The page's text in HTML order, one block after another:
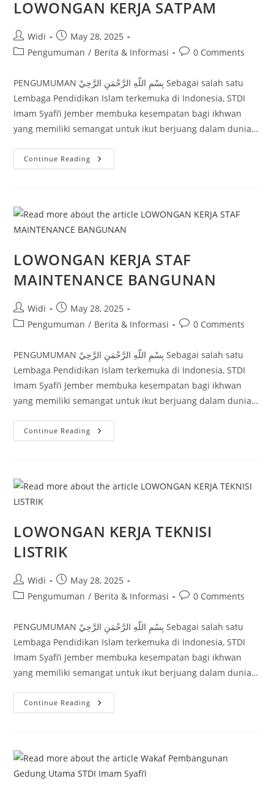
LOWONGAN KERJA SATPAM
Post
author:
Widi
Post
published:
May 28, 2025
PostPengumuman / Berita & Informasi
Post0 Comments
PENGUMUMAN بِسْمِ اللّهِ الرَّحْمَنِ الرَّحِيْ Sebagai salah satu
Lembaga Pendidikan Islam terkemuka di Indonesia, STDI
Imam Syafi’i Jember membuka kesempatan bagi ikhwan
yang memiliki semangat untuk ikut berjuang dalam dunia…
Continue Reading LOWONGAN
KERJA
LOWONGAN KERJA STAF
MAINTENANCE BANGUNAN
Post
author:
Widi
Post
published:
May 28, 2025
PostPengumuman / Berita & Informasi
Post0 Comments
PENGUMUMAN بِسْمِ اللّهِ الرَّحْمَنِ الرَّحِيْ Sebagai salah satu
Lembaga Pendidikan Islam terkemuka di Indonesia, STDI
Imam Syafi’i Jember membuka kesempatan bagi ikhwan
yang memiliki semangat untuk ikut berjuang dalam dunia…
Continue Reading LOWONGAN
KERJA
LOWONGAN KERJA TEKNISI
LISTRIK
Post
author:
Widi
Post
published:
May 28, 2025
PostPengumuman / Berita & Informasi
Post0 Comments
PENGUMUMAN بِسْمِ اللّهِ الرَّحْمَنِ الرَّحِيْ Sebagai salah satu
Lembaga Pendidikan Islam terkemuka di Indonesia, STDI
Imam Syafi’i Jember membuka kesempatan bagi ikhwan
yang memiliki semangat untuk ikut berjuang dalam dunia…
Continue Reading LOWONGAN
KERJA